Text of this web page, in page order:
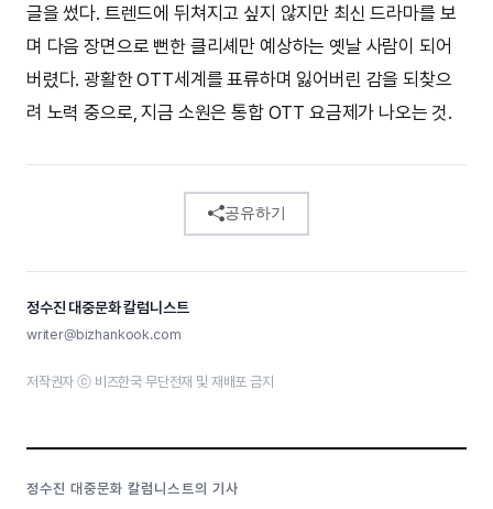
글을 썼다. 트렌드에 뒤쳐지고 싶지 않지만 최신 드라마를 보
며 다음 장면으로 뻔한 클리셰만 예상하는 옛날 사람이 되어
버렸다. 광활한 OTT세계를 표류하며 잃어버린 감을 되찾으
려 노력 중으로, 지금 소원은 통합 OTT 요금제가 나오는 것.
공유하기
정수진 대중문화 칼럼니스트
writer@bizhankook.com
저작권자 ⓒ 비즈한국 무단전재 및 재배포 금지
정수진 대중문화 칼럼니스트의 기사